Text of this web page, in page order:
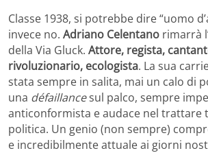
Classe 1938, si potrebbe dire “uomo
invece no. Adriano Celentano rimarrà
della Via Gluck. Attore, regista,
rivoluzionario, ecologista. La sua
stata sempre in salita, mai un calo di
una défaillancesul palco, sempre
anticonformista e audace nel trattare
politica. Un genio (non sempre)
e incredibilmente attuale ai giorni